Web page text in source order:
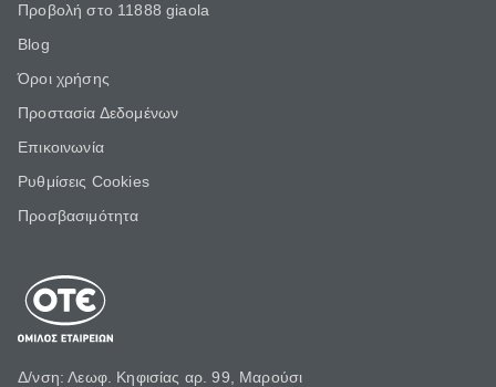
Προβολή στο 11888 giaola
Blog
Όροι χρήσης
Προστασία Δεδομένων
Επικοινωνία
Ρυθμίσεις Cookies
Προσβασιμότητα
Δ/νση: Λεωφ. Κηφισίας αρ. 99, Μαρούσι